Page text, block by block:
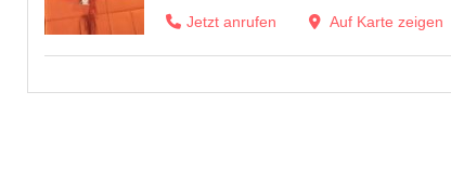
Jetzt anrufen
Auf Karte zeigen